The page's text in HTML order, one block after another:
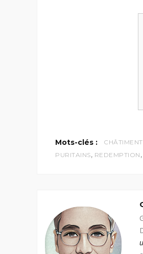
Mots-clés : CHÂTIMENT
PURITAINS, REDEMPTION ,